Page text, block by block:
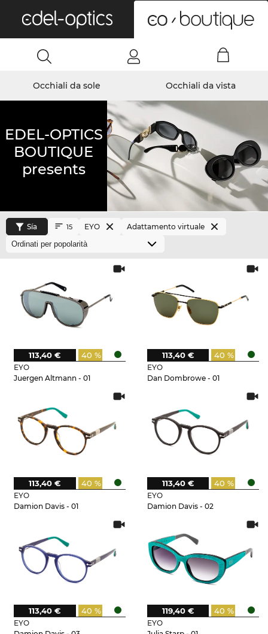
Occhiali da sole Occhiali da vista
EDEL-OPTICS
BOUTIQUE
presents
Sía 15 EYO Adattamento virtuale
EYO
Juergen Altmann - 01
40 %
113,40 €
EYO
Dan Dombrowe - 01
40 %
113,40 €
EYO
Damion Davis - 01
40 %
113,40 €
EYO
Damion Davis - 02
40 %
113,40 €
EYO
40 %
113,40 €
EYO
40 %
119,40 €